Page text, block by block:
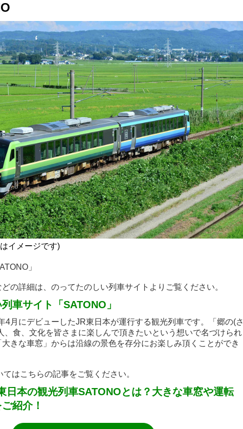
イメージです)
」
の詳細は、のってたのしい列車サイトよりご覧ください。
車サイト「SATONO」
4月にデビューしたJR東日本が運行する観光列車です。「郷の(さ
、食、文化を皆さまに楽しんで頂きたいという想いで名づけられ
きな車窓」からは沿線の景色を存分にお楽しみ頂くことができ
はこちらの記事をご覧ください。
日本の観光列車SATONOとは？大きな車窓や運転
紹介！